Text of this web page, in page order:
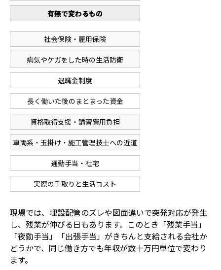
有無で変わるもの
社会保険・雇用保険
病気やケガをした時の生活防衛
退職金制度
長く働いた後のまとまった資金
資格取得支援・講習費用負担
車両系・玉掛け・施工管理技士への近道
通勤手当・社宅
実際の手取りと生活コスト
現場では、埋設配管のズレや図面違いで突発対応が発生
し、残業が伸びる日もあります。このとき「残業手当」
「夜勤手当」「出張手当」がきちんと支給される会社か
どうかで、同じ働き方でも年収が数十万円単位で変わり
ます。